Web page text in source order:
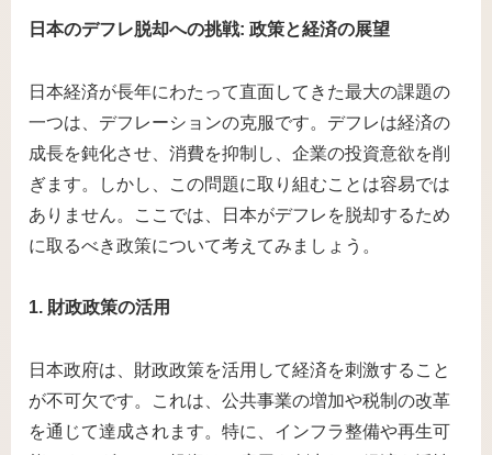
日本のデフレ脱却への挑戦: 政策と経済の展望
日本経済が長年にわたって直面してきた最大の課題の
一つは、デフレーションの克服です。デフレは経済の
成長を鈍化させ、消費を抑制し、企業の投資意欲を削
ぎます。しかし、この問題に取り組むことは容易では
ありません。ここでは、日本がデフレを脱却するため
に取るべき政策について考えてみましょう。
1. 財政政策の活用
日本政府は、財政政策を活用して経済を刺激すること
が不可欠です。これは、公共事業の増加や税制の改革
を通じて達成されます。特に、インフラ整備や再生可